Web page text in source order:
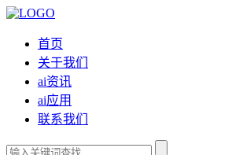
首页
关于我们
ai资讯
ai应用
联系我们